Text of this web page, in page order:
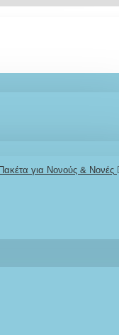
για Νονούς & Νονές